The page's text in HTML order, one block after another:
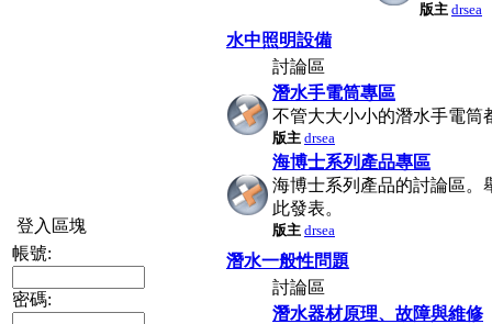
登入區塊
帳號:
密碼:
版主 drsea
水中照明設備
討論區
潛水手電筒專區
不管大大小小的潛水手電筒
版主 drsea
海博士系列產品專區
海博士系列產品的討論區。
此發表。
版主 drsea
潛水一般性問題
討論區
潛水器材原理、故障與維修